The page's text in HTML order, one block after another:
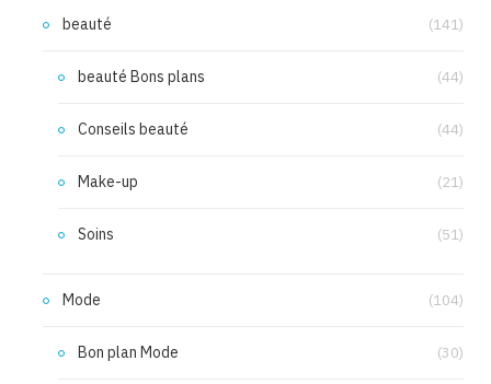
beauté (141)
beauté Bons plans (44)
Conseils beauté (44)
Make-up (21)
Soins (51)
Mode (104)
Bon plan Mode (30)